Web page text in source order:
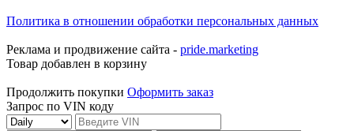
Политика в отношении обработки персональных данных
Реклама и продвижение сайта - pride.marketing
Товар добавлен в корзину
Продолжить покупки Оформить заказ
Запрос по VIN коду